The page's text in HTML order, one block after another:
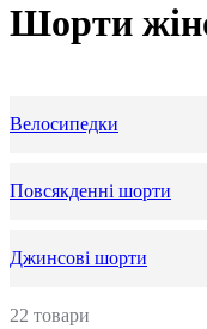
Шорти
Велосипедки
Повсякденні шорти
Джинсові шорти
22 товари